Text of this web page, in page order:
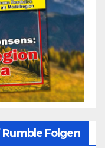
Rumble Folgen